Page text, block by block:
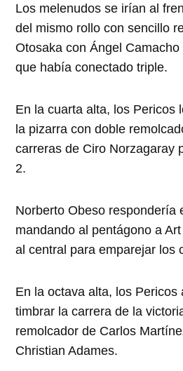
Los melenudos se irían al
del mismo rollo con sencillo
Otosaka con Ángel
que había conectado triple.
En la cuarta alta, los Pericos
la pizarra con doble
carreras de Ciro Norzagaray
2.
Norberto Obeso respondería
mandando al pentágono a
al central para emparejar los
En la octava alta, los Pericos
timbrar la carrera de la
remolcador de Carlos
Christian Adames.